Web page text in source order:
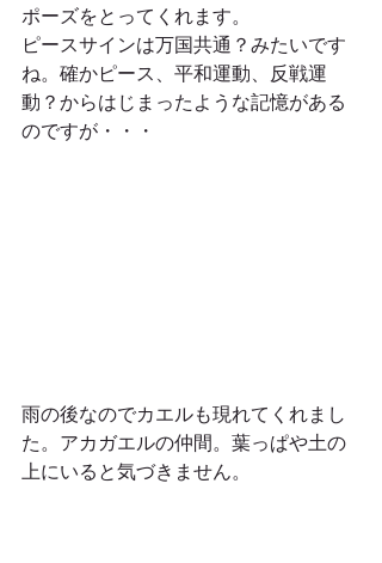
ポーズをとってくれます。
ピースサインは万国共通？みたいです
ね。確かピース、平和運動、反戦運
動？からはじまったような記憶がある
のですが・・・
雨の後なのでカエルも現れてくれまし
た。アカガエルの仲間。葉っぱや土の
上にいると気づきません。